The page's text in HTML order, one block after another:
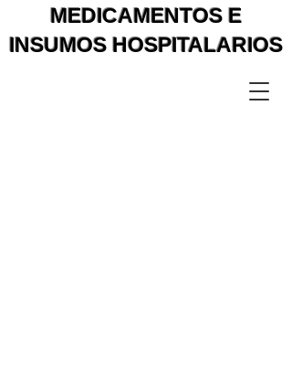
MEDICAMENTOS E
INSUMOS HOSPITALARIOS